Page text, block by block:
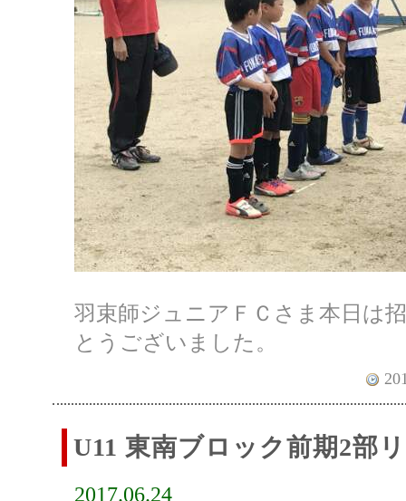
羽束師ジュニアＦＣさま本日は
とうございました。
U11 東南ブロック前期2部
2017.06.24